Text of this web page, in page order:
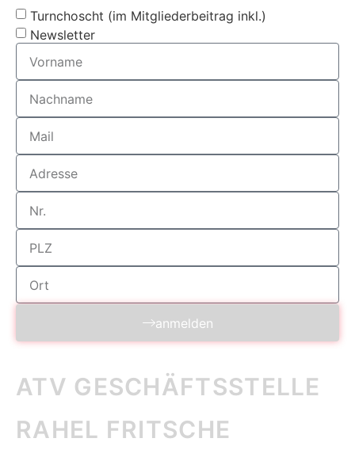
Turnchoscht (im Mitgliederbeitrag inkl.)
Newsletter
anmelden
ATV GESCHÄFTS­STELLE
RAHEL FRITSCHE